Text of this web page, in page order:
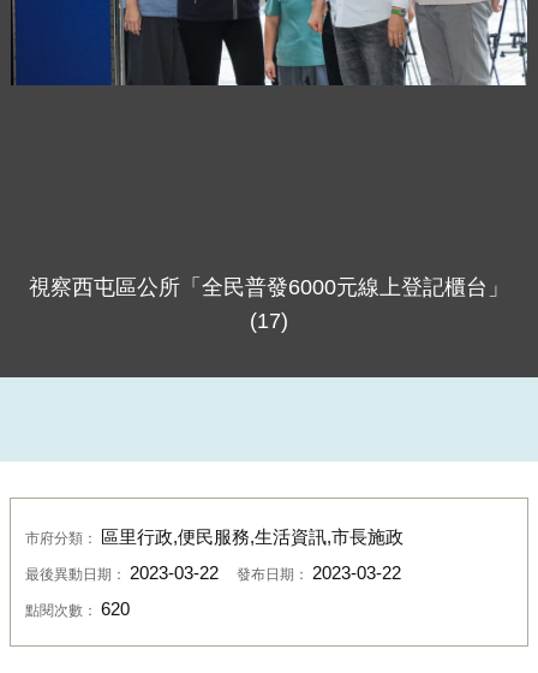
視察西屯區公所「全民普發6000元線上登記櫃台」
(17)
市府分類： 區里行政,便民服務,生活資訊,市長施政
最後異動日期： 2023-03-22 發布日期： 2023-03-22
點閱次數： 620